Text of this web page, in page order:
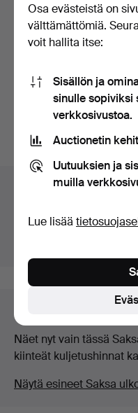
ITÄMAINEN PUINEN
KORURASIA
2 tarjousta
41 USD
Huutokauppa-arkisto
Etsit arkistostamme,
Näet nyt vain tässä
kiinteät kuljetushinnat
Näytä esineet Saksa
Osa evästeistä on
välttämättömiä.
voit hallita itse:
Sisällön ja
sinulle sopiviksi
verkkosivustoa.
Auctionetin
Uutuuksien ja
muilla
Lue lisää